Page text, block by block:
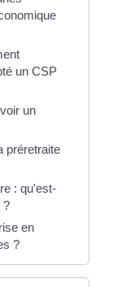
un CSP
un
préretraite
: qu'est-
?
en
?